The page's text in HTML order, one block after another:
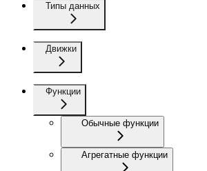
Типы данных
Движки
Функции
Обычные функции
Агрегатные функции